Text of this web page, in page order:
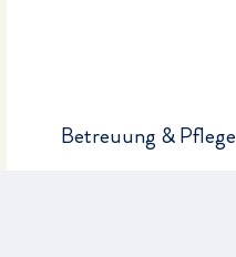
Betreuung & Pflege